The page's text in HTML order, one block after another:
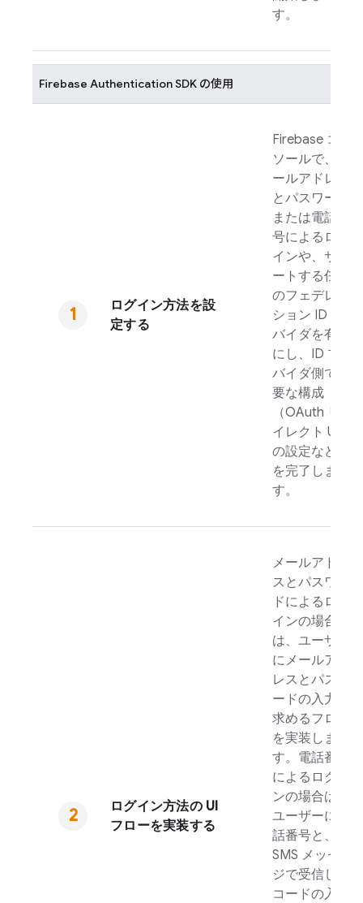
す。
Firebase AuthenticationSDK の使用
ログイン方法を設
定する
Firebase コン
ソールで、メ
ールアドレス
とパスワード
または電話番
号によるログ
インや、サポ
ートする任意
のフェデレー
ション ID プロ
バイダを有効
にし、ID プロ
バイダ側で必
要な構成
（OAuth リダ
イレクト URL
の設定など）
を完了しま
す。
ログイン方法の UI
フローを実装する
メールアドレ
スとパスワー
ドによるログ
インの場合
は、ユーザー
にメールアド
レスとパスワ
ードの入力を
求めるフロー
を実装しま
す。電話番号
によるログイ
ンの場合は、
ユーザーに電
話番号と、
SMS メッセー
ジで受信した
コードの入力